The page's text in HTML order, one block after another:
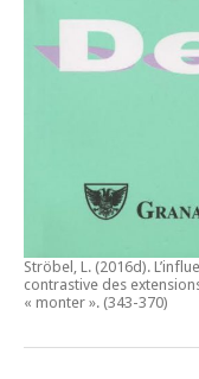
Ströbel, L. (2016d).
contrastive des
« monter ». (343-370)